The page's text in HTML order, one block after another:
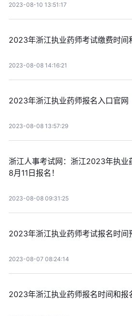
2023-08-10 13:51:17
2023年浙江执业药师考试缴费时间
2023-08-08 14:16:21
2023年浙江执业药师报名入口官网
2023-08-08 13:57:29
浙江人事考试网：浙江2023年执业
8月11日报名！
2023-08-08 09:31:25
2023年浙江执业药师考试报名时间
2023-08-07 08:24:14
2023年浙江执业药师报名时间和报